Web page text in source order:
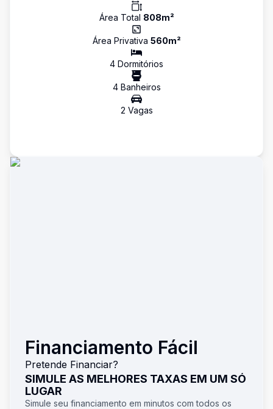
Área Total 808m²
Área Privativa 560m²
4 Dormitórios
4Banheiros
2 Vagas
Financiamento Fácil
Pretende Financiar?
SIMULE AS MELHORES TAXAS EM UM SÓ
LUGAR
Simule seu financiamento em minutos com todos os